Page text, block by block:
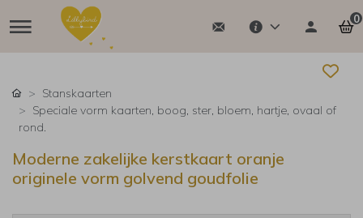
0
Stanskaarten
Speciale vorm kaarten, boog, ster, bloem, hartje, ovaal of
rond.
Moderne zakelijke kerstkaart oranje
originele vorm golvend goudfolie